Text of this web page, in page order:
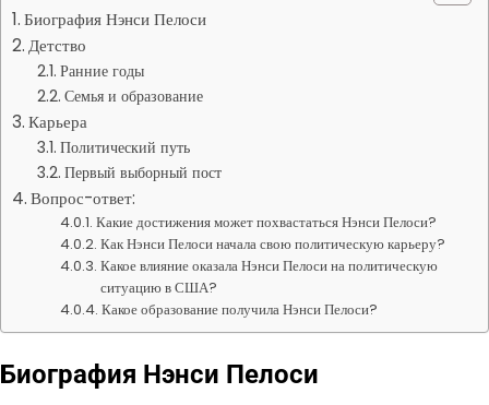
Биография Нэнси Пелоси
Детство
Ранние годы
Семья и образование
Карьера
Политический путь
Первый выборный пост
Вопрос-ответ:
Какие достижения может похвастаться Нэнси Пелоси?
Как Нэнси Пелоси начала свою политическую карьеру?
Какое влияние оказала Нэнси Пелоси на политическую
ситуацию в США?
Какое образование получила Нэнси Пелоси?
Биография Нэнси Пелоси